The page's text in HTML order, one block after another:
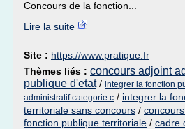
Concours de la fonction...
Lire la suite
Site : https://www.pratique.fr
Thèmes liés : concours adjoint
publique d'etat/ integrer la fonction
administratif categorie c / integrer la
territoriale sans concours /
fonction publique territoriale / cadre